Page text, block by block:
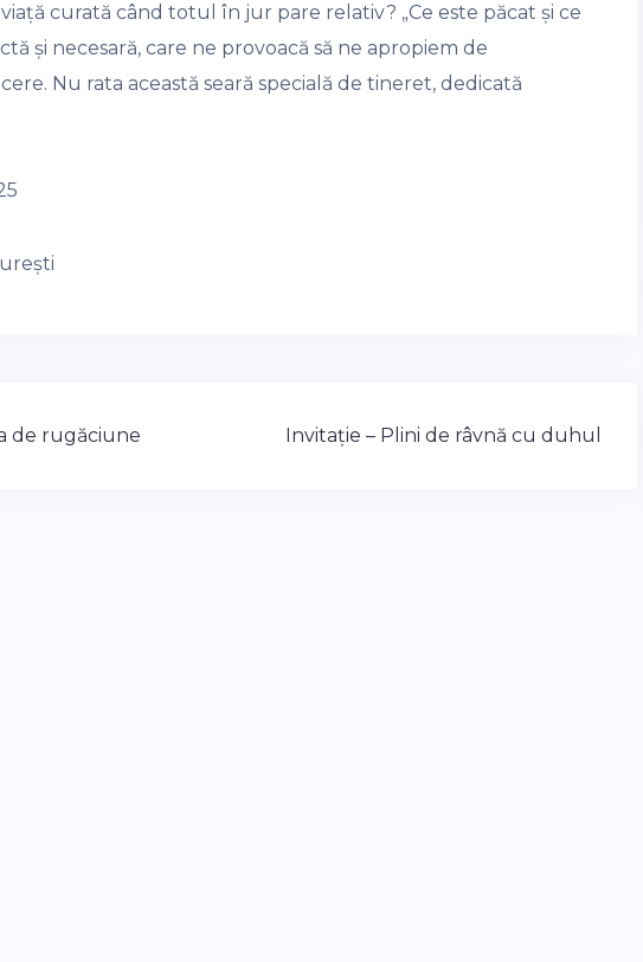
curată când totul în jur pare relativ? „Ce este păcat și ce
și necesară, care ne provoacă să ne apropiem de
Nu rata această seară specială de tineret, dedicată
de rugăciune Invitație – Plini de râvnă cu duhul